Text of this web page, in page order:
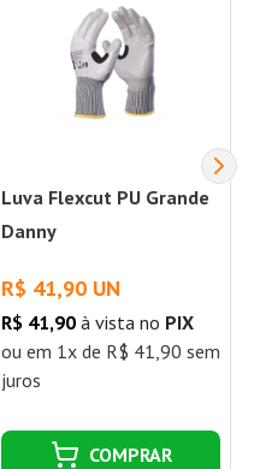
Luva Flexcut PU Grande
Danny
R$ 41,90 UN
R$ 41,90 à vista no PIX
ou em 1x de R$ 41,90 sem
juros
COMPRAR